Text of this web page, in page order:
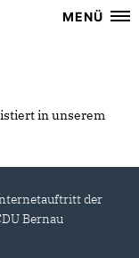
MENÜ
in unserem
der
Bernau